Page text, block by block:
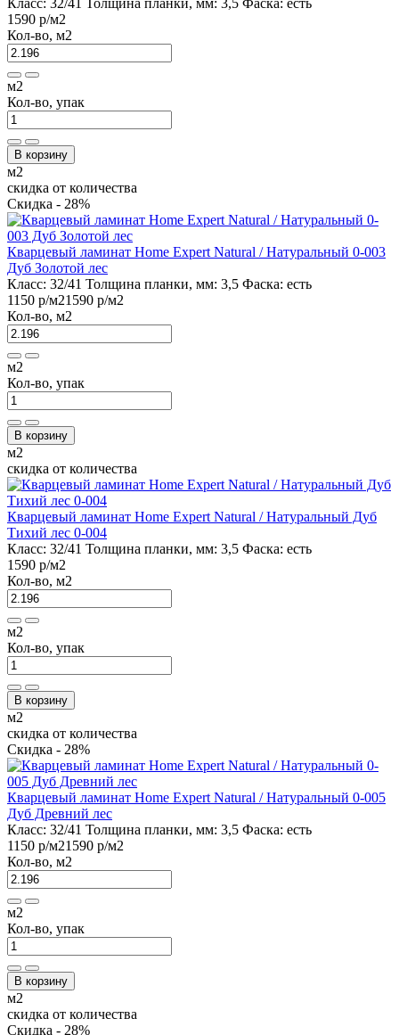
Класс: 32/41 Толщина планки, мм: 3,5 Фаска: есть
1590 р/м2
Кол-во, м2
м2
Кол-во, упак
В корзину
м2
скидка от количества
Скидка - 28%
Кварцевый ламинат Home Expert Natural / Натуральный 0-003
Дуб Золотой лес
Класс: 32/41 Толщина планки, мм: 3,5 Фаска: есть
1150 р/м21590 р/м2
Кол-во, м2
м2
Кол-во, упак
В корзину
м2
скидка от количества
Кварцевый ламинат Home Expert Natural / Натуральный Дуб
Тихий лес 0-004
Класс: 32/41 Толщина планки, мм: 3,5 Фаска: есть
1590 р/м2
Кол-во, м2
м2
Кол-во, упак
В корзину
м2
скидка от количества
Скидка - 28%
Кварцевый ламинат Home Expert Natural / Натуральный 0-005
Дуб Древний лес
Класс: 32/41 Толщина планки, мм: 3,5 Фаска: есть
1150 р/м21590 р/м2
Кол-во, м2
м2
Кол-во, упак
В корзину
м2
скидка от количества
Скидка - 28%